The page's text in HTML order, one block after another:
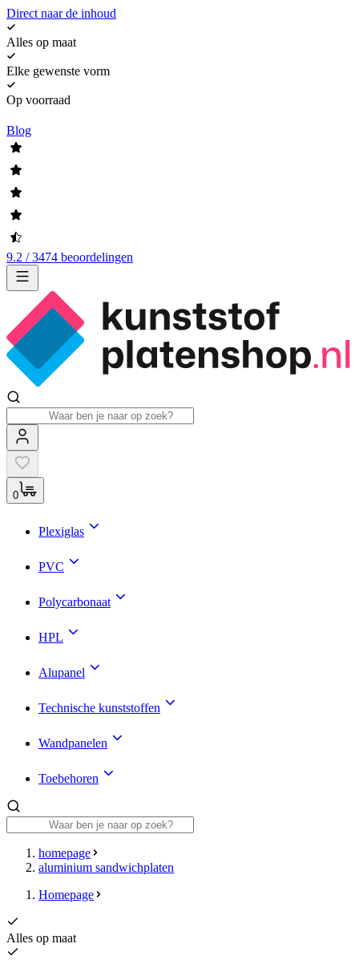
Direct naar de inhoud
Alles op maat
Elke gewenste vorm
Op voorraad
Blog
9.2 / 3474 beoordelingen
0
Plexiglas
PVC
Polycarbonaat
HPL
Alupanel
Technische kunststoffen
Wandpanelen
Toebehoren
homepage
aluminium sandwichplaten
Homepage
Alles op maat